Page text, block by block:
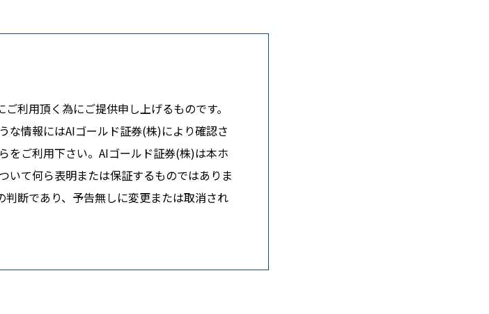
利用頂く為にご提供申し上げるものです。
な情報にはAIゴールド証券(株)により確認さ
をご利用下さい。AIゴールド証券(株)は本ホ
いて何ら表明または保証するものではありま
断であり、予告無しに変更または取消され